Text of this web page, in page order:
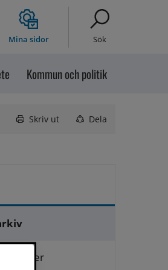
Mina sidor Sök
Kommun och politik
Skriv ut Dela